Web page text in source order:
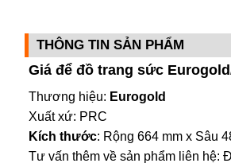
THÔNG TIN SẢN PHẨM
Giá để đồ trang sức
Thương hiệu: Eurogold
Xuất xứ: PRC
Kích thước: Rộng 664 mm x Sâu
Tư vấn thêm về sản phẩm liên hệ: